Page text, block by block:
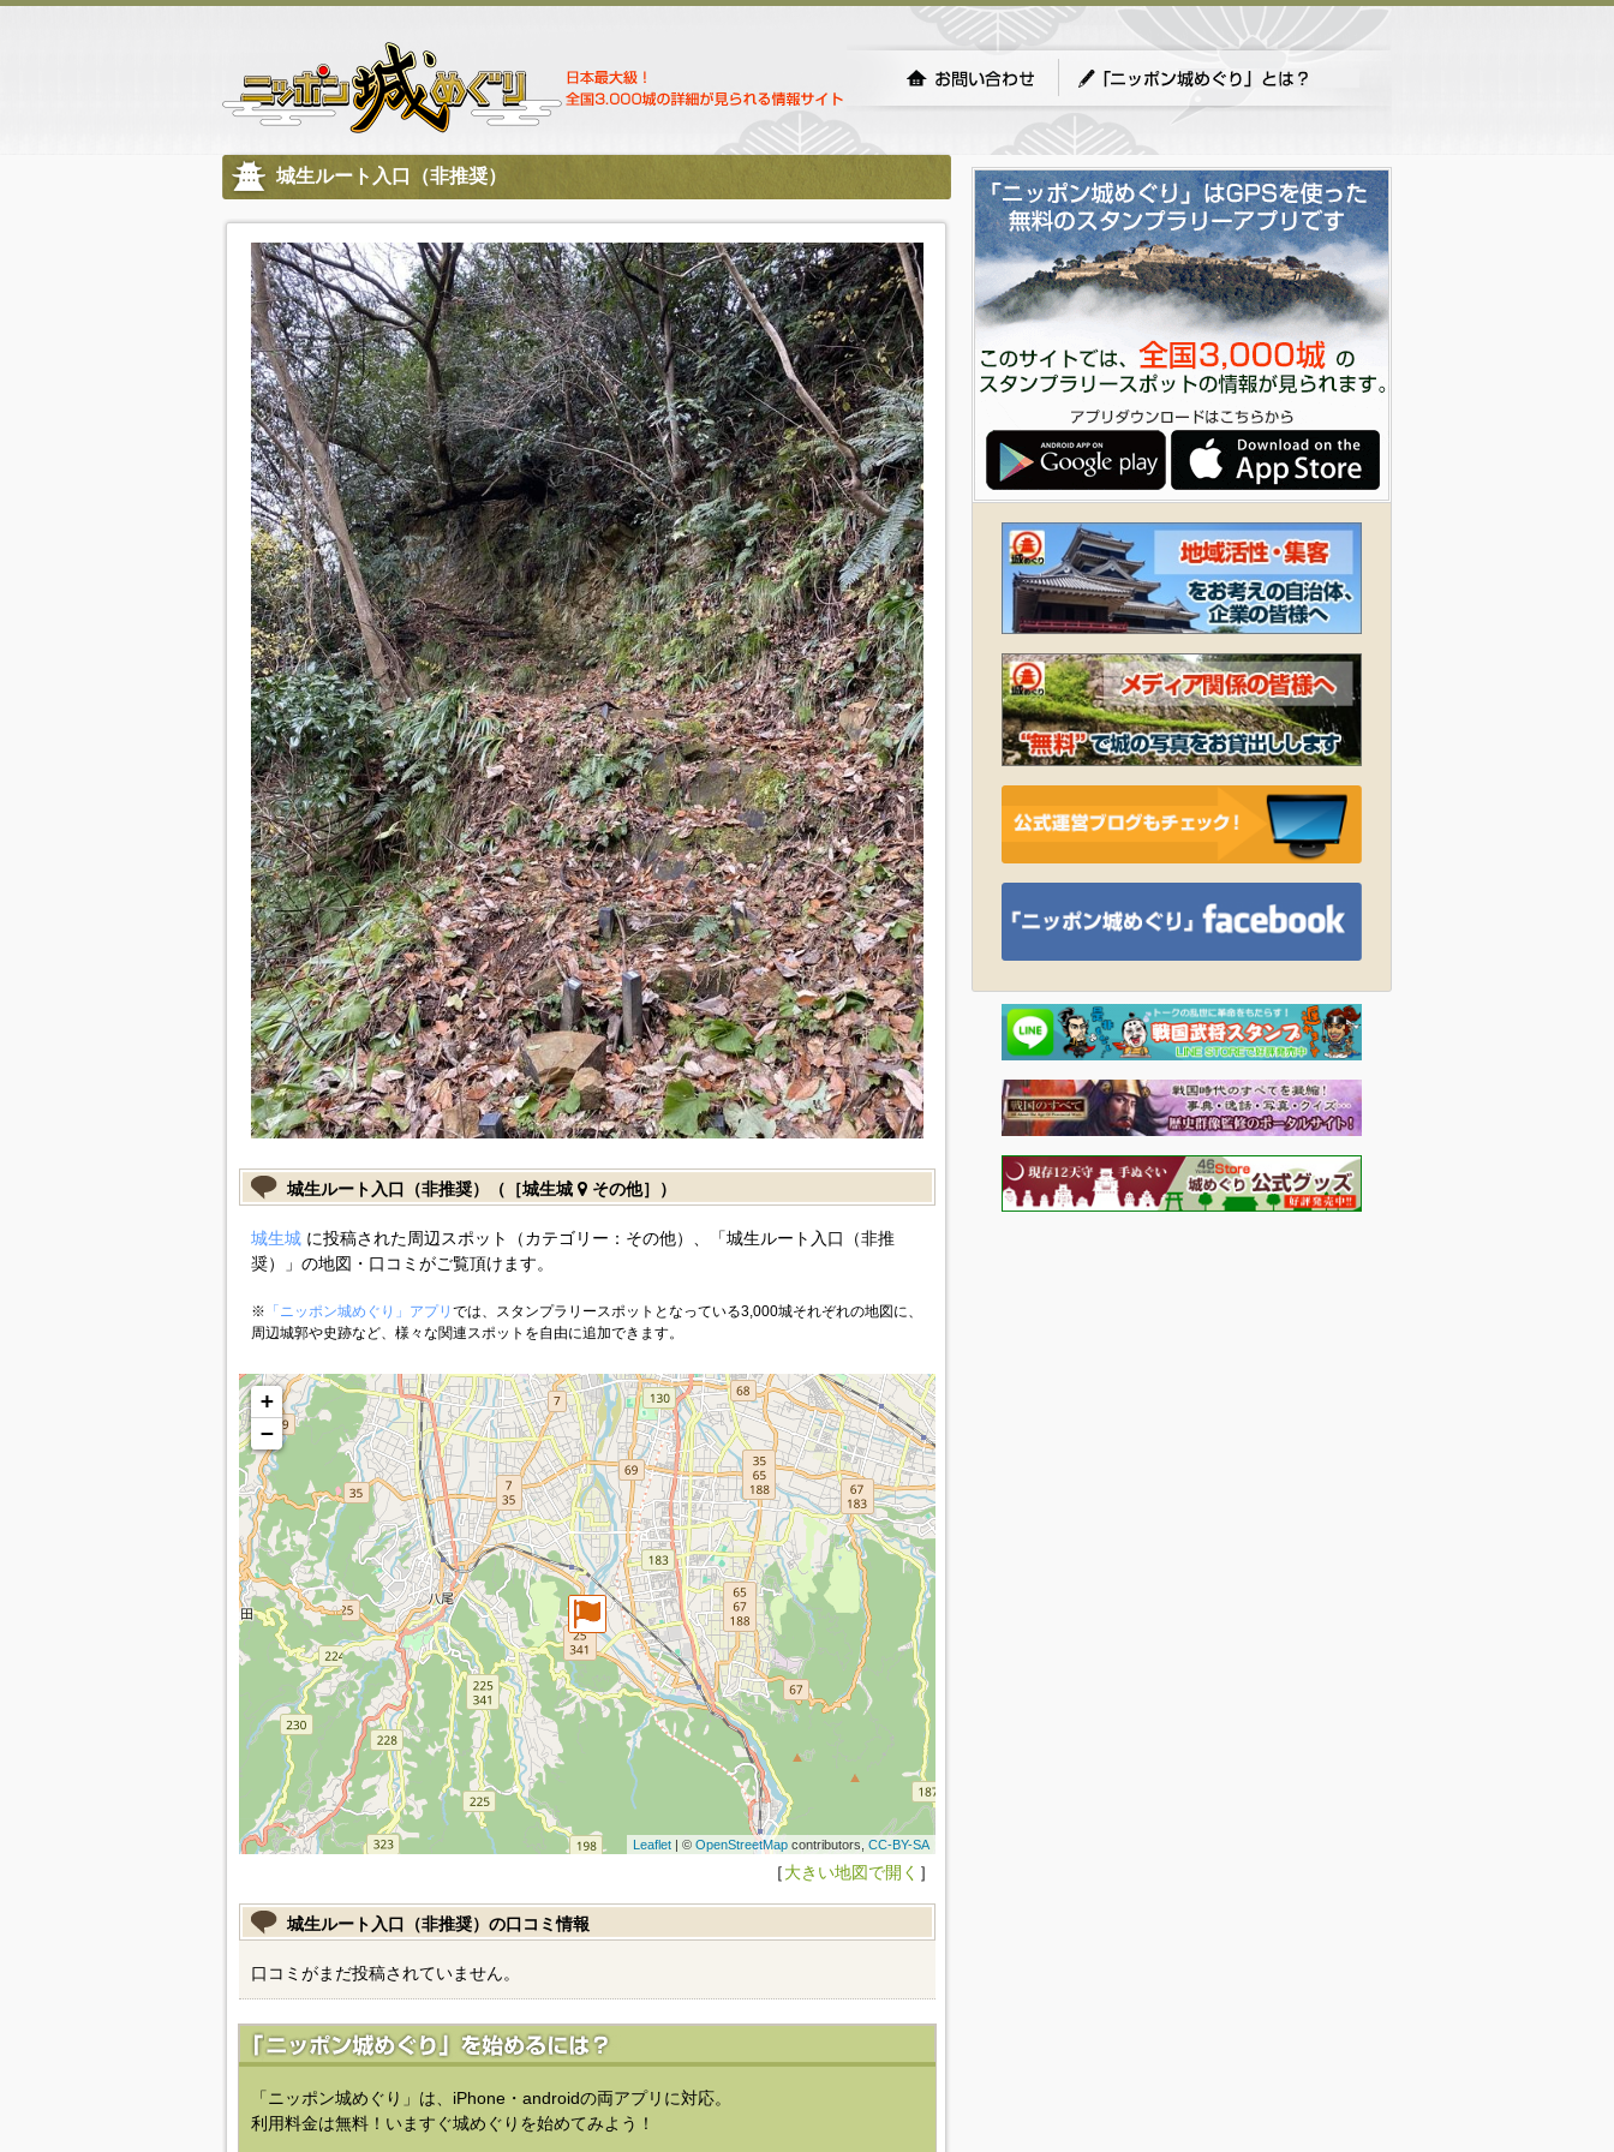
城生ルート入口（非推奨）
城生ルート入口（非推奨）（［城生城 その他］）
城生城に投稿された周辺スポット（カテゴリー：その他）、「城生ルート入口（非推
奨）」の地図・口コミがご覧頂けます。
※ 「ニッポン城めぐり」アプリ では、スタンプラリースポットとなっている3,000城それぞれの地図に、
周辺城郭や史跡など、様々な関連スポットを自由に追加できます。
+
−
Leaflet| © OpenStreetMapcontributors, CC-BY-SA
［大きい地図で開く ］
城生ルート入口（非推奨）の口コミ情報
口コミがまだ投稿されていません。
「ニッポン城めぐり」は、iPhone・androidの両アプリに対応。
利用料金は無料！いますぐ城めぐりを始めてみよう！